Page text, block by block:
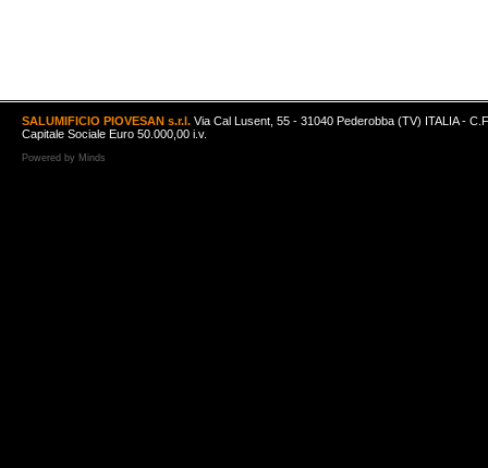
SALUMIFICIO PIOVESAN s.r.l. Via Cal Lusent, 55 - 31040 Pederobba (TV) ITALIA -
Capitale Sociale Euro 50.000,00 i.v.
Powered by Minds